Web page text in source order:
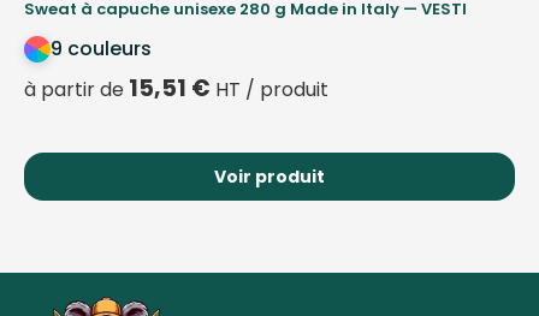
Sweat à capuche unisexe 280 g Made in Italy — VESTI
9 couleurs
à partir de 15,51 € HT / produit
Voir produit